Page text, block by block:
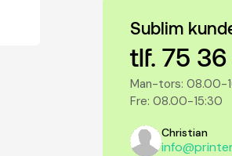
Sublim
tlf. 75
Man-tors: 08.00-
Fre: 08.00-15:30
Christian